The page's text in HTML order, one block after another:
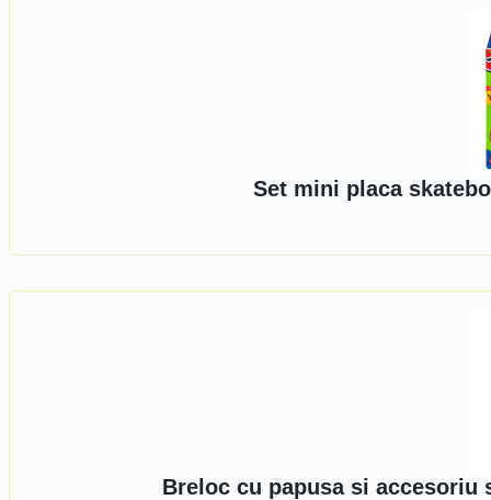
Set mini placa
Breloc cu papusa si accesoriu